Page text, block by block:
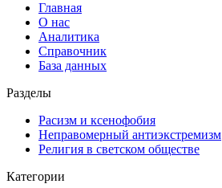
Главная
О нас
Аналитика
Справочник
База данных
Разделы
Расизм и ксенофобия
Неправомерный антиэкстремизм
Религия в светском обществе
Категории